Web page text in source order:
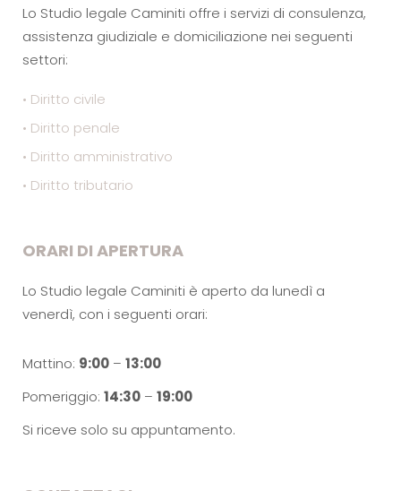
Lo Studio legale Caminiti offre i servizi di consulenza,
assistenza giudiziale e domiciliazione nei seguenti
settori:
• Diritto civile
• Diritto penale
• Diritto amministrativo
• Diritto tributario
ORARI DI APERTURA
Lo Studio legale Caminiti è aperto da lunedì a
venerdì, con i seguenti orari:
Mattino: 9:00 – 13:00
Pomeriggio: 14:30 – 19:00
Si riceve solo su appuntamento.